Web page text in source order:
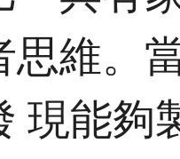
思維。
現能夠